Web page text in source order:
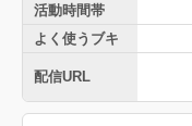
活動時間帯
よく使うブキ
配信URL